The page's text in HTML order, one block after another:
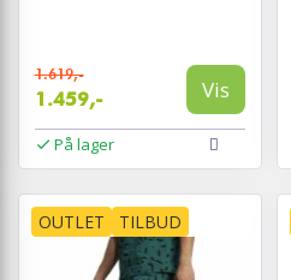
1.619,-
1.459,- Vis
På lager
OUTLET TILBUD